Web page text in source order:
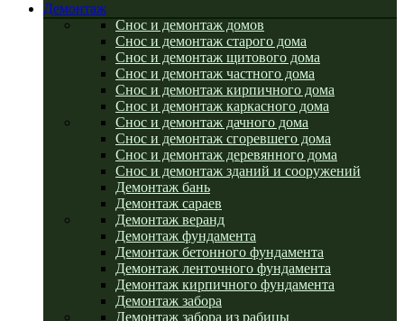
Демонтаж
Снос и демонтаж домов
Снос и демонтаж старого дома
Снос и демонтаж щитового дома
Снос и демонтаж частного дома
Снос и демонтаж кирпичного дома
Снос и демонтаж каркасного дома
Снос и демонтаж дачного дома
Снос и демонтаж сгоревшего дома
Снос и демонтаж деревянного дома
Снос и демонтаж зданий и сооружений
Демонтаж бань
Демонтаж сараев
Демонтаж веранд
Демонтаж фундамента
Демонтаж бетонного фундамента
Демонтаж ленточного фундамента
Демонтаж кирпичного фундамента
Демонтаж забора
Демонтаж забора из рабицы